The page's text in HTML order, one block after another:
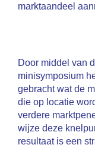
marktaandeel
Door middel van
minisymposium
gebracht wat de
die op locatie
verdere
wijze deze
resultaat is een